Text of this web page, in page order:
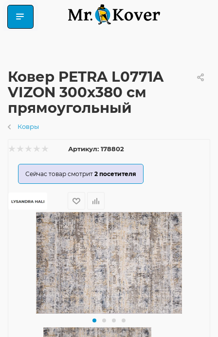
Ковер PETRA L0771A
VIZON 300x380 см
прямоугольный
Ковры
Артикул: 178802
Сейчас товар смотрит 2 посетителя